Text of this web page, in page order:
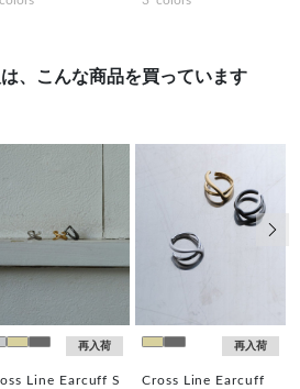
、こんな商品を買っています
再入荷
Line Earcuff S
再入荷
Cross Line Earcuff